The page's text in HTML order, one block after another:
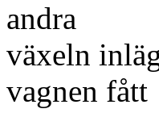
andra
växeln
vagnen fått